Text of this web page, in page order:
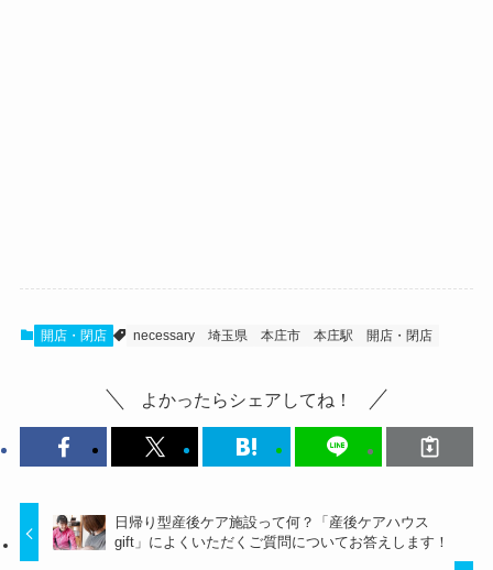
開店・閉店 necessary 埼玉県 本庄市 本庄駅 開店・閉店
よかったらシェアしてね！
日帰り型産後ケア施設って何？「産後ケアハウス
gift」によくいただくご質問についてお答えします！